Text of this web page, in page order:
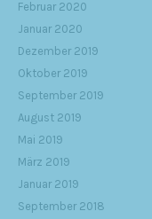
Februar 2020
Januar 2020
Dezember 2019
Oktober 2019
September 2019
August 2019
Mai 2019
März 2019
Januar 2019
September 2018